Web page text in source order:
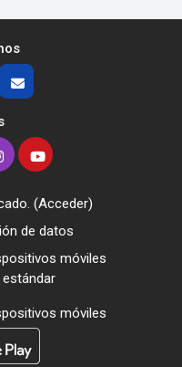
(Acceder)
de datos
móviles
móviles